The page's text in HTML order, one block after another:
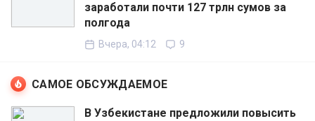
заработали почти 127 трлн сумов за
полгода
Вчера, 04:12 9
САМОЕ ОБСУЖДАЕМОЕ
В Узбекистане предложили повысить